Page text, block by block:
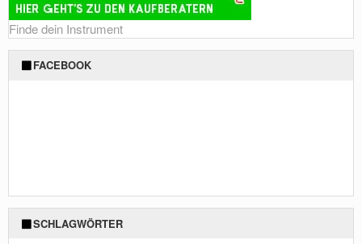
Finde dein Instrument
FACEBOOK
SCHLAGWÖRTER